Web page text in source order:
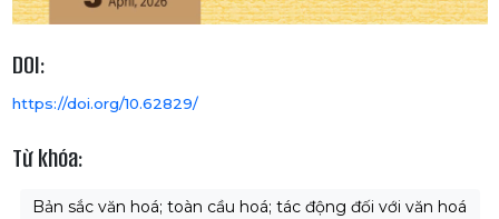
DOI:
https://doi.org/10.62829/
Từ khóa:
Bản sắc văn hoá; toàn cầu hoá; tác động đối với văn hoá